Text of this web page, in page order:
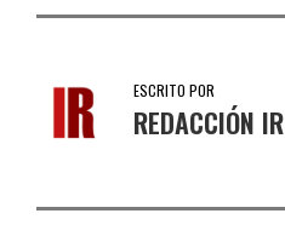
ESCRITO POR
REDACCIÓN IR